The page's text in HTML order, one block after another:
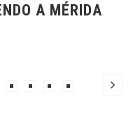
ESCUCHAR A